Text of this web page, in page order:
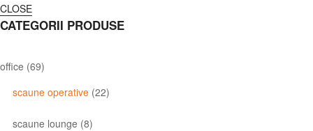
CLOSE
CATEGORII PRODUSE
office (69)
scaune operative (22)
scaune lounge (8)